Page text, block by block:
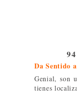
Da Sentido
Genial, son
tienes